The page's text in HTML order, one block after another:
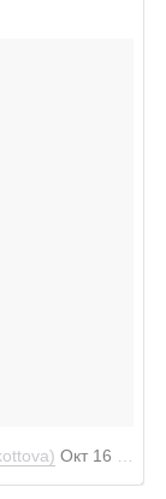
Окт 16 2016 в 12:50 PDT